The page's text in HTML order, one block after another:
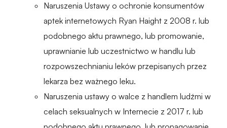
Naruszenia Ustawy o ochronie konsumentów
aptek internetowych Ryan Haight z 2008 r. lub
podobnego aktu prawnego, lub promowanie,
uprawnianie lub uczestnictwo w handlu lub
rozpowszechnianiu leków przepisanych przez
lekarza bez ważnego leku.
Naruszenia ustawy o walce z handlem ludźmi w
celach seksualnych w Internecie z 2017 r. lub